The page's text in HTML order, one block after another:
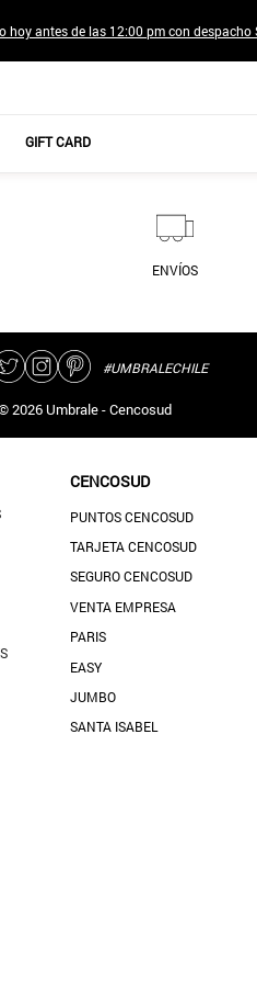
hoy antes de las 12:00 pm con despacho
GIFT CARD
ENVÍOS
#UMBRALECHILE
2026 Umbrale - Cencosud
CENCOSUD
PUNTOS CENCOSUD
TARJETA CENCOSUD
SEGURO CENCOSUD
VENTA EMPRESA
PARIS
EASY
JUMBO
SANTA ISABEL